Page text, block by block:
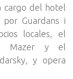
cargo del hotel
Guardans i
locales, el
Mazer y el
y opera